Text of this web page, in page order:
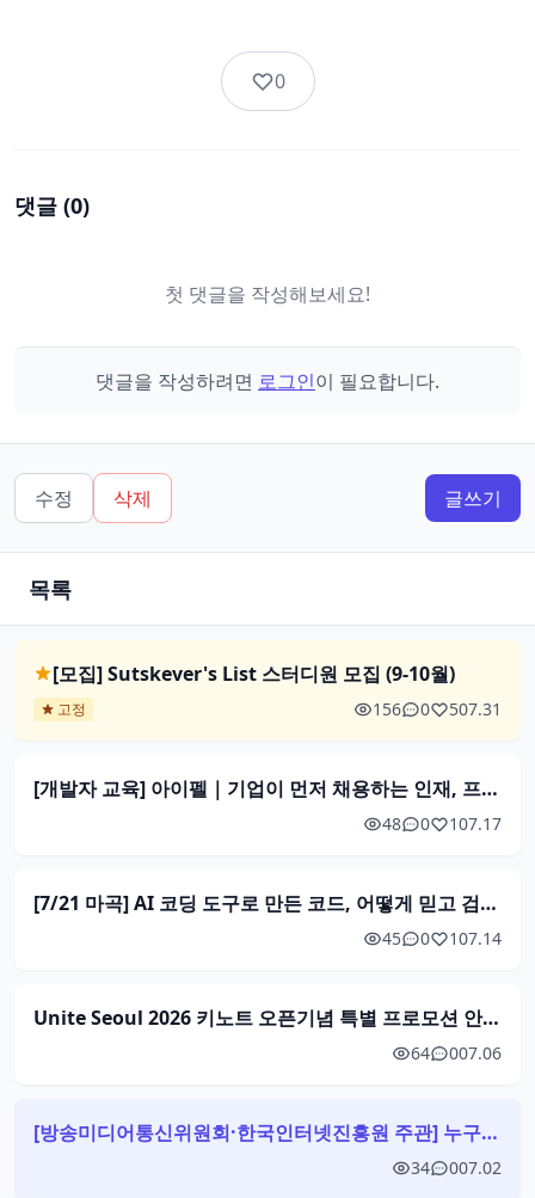
0
댓글 (0)
첫 댓글을 작성해보세요!
댓글을 작성하려면 로그인이 필요합니다.
수정 삭제 글쓰기
목록
[모집] Sutskever's List 스터디원 모집 (9-10월)
고정 156 0 507.31
[개발자 교육] 아이펠｜기업이 먼저 채용하는 인재, 프라이빗 AI 트랙🔐
48 0 107.17
[7/21 마곡] AI 코딩 도구로 만든 코드, 어떻게 믿고 검증할까?
45 0 107.14
Unite Seoul 2026 키노트 오픈기념 특별 프로모션 안내 - Unity CEO 방한, 세계 최초 발표
64 007.06
[방송미디어통신위원회·한국인터넷진흥원 주관] 누구나 무료 신청! 2026 위치정보 보호조치 교육 3차 (7/24)
34 007.02